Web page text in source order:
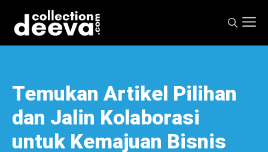
content
Temukan Artikel Pilihan
dan Jalin Kolaborasi
untuk Kemajuan Bisnis